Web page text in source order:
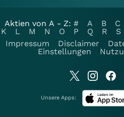
Aktien von A - Z: # A B C
K
L M N O P Q R S
Impressum
Disclaimer
Einstellungen
Unsere Apps: